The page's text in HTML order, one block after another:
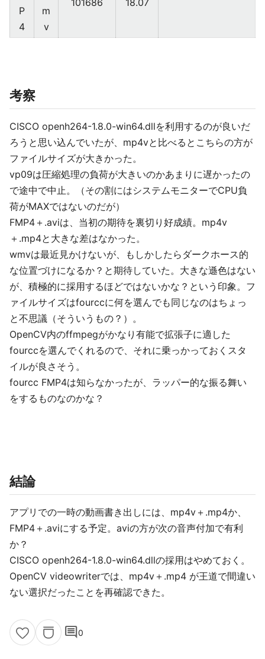
P
4
m
v
101686 18.07
考察
CISCO openh264-1.8.0-win64.dllを利用するのが良いだ
ろうと思い込んでいたが、mp4vと比べるとこちらの方が
ファイルサイズが大きかった。
vp09は圧縮処理の負荷が大きいのかあまりに遅かったの
で途中で中止。（その割にはシステムモニターでCPU負
荷がMAXではないのだが）
FMP4＋.aviは、当初の期待を裏切り好成績。mp4v
＋.mp4と大きな差はなかった。
wmvは最近見かけないが、もしかしたらダークホース的
な位置づけになるか？と期待していた。大きな遜色はない
が、積極的に採用するほどではないかな？という印象。フ
ァイルサイズはfourccに何を選んでも同じなのはちょっ
と不思議（そういうもの？）。
OpenCV内のffmpegがかなり有能で拡張子に適した
fourccを選んでくれるので、それに乗っかっておくスタ
イルが良さそう。
fourcc FMP4は知らなかったが、ラッパー的な振る舞い
をするものなのかな？
結論
アプリでの一時の動画書き出しには、mp4v＋.mp4か、
FMP4＋.aviにする予定。aviの方が次の音声付加で有利
か？
CISCO openh264-1.8.0-win64.dllの採用はやめておく。
OpenCV videowriterでは、mp4v＋.mp4 が王道で間違い
ない選択だったことを再確認できた。
comment0